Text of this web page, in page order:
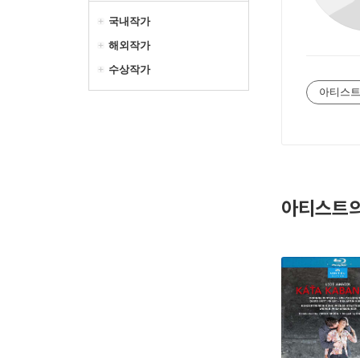
국내작가
해외작가
수상작가
아티스
아티스트